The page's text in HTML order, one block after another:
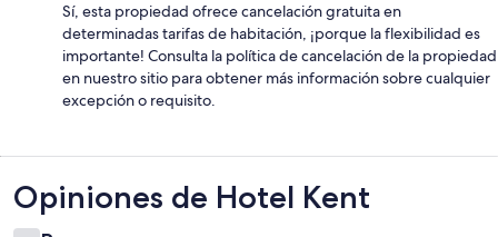
Sí, esta propiedad ofrece cancelación gratuita en
determinadas tarifas de habitación, ¡porque la flexibilidad es
importante! Consulta la política de cancelación de la propiedad
en nuestro sitio para obtener más información sobre cualquier
excepción o requisito.
Opiniones
Opiniones de Hotel Kent